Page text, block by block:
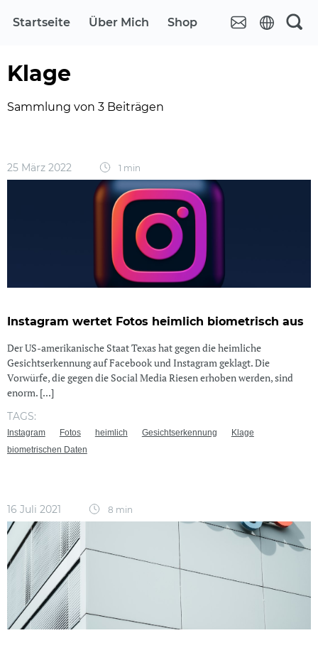
Startseite Über Mich Shop
Klage
Sammlung von 3 Beiträgen
25 März 2022 1 min
Instagram wertet Fotos heimlich biometrisch aus
Der US-amerikanische Staat Texas hat gegen die heimliche
Gesichtserkennung auf Facebook und Instagram geklagt. Die
Vorwürfe, die gegen die Social Media Riesen erhoben werden, sind
enorm. [...]
TAGS:
Instagram Fotos heimlich Gesichtserkennung
Klage
biometrischen Daten
16 Juli 2021 8 min